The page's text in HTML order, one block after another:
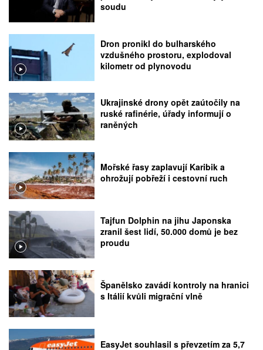
soudu
Dron pronikl do bulharského
vzdušného prostoru, explodoval
kilometr od plynovodu
Ukrajinské drony opět zaútočily na
ruské rafinérie, úřady informují o
raněných
Mořské řasy zaplavují Karibik a
ohrožují pobřeží i cestovní ruch
Tajfun Dolphin na jihu Japonska
zranil šest lidí, 50.000 domů je bez
proudu
Španělsko zavádí kontroly na hranici
s Itálií kvůli migrační vlně
EasyJet souhlasil s převzetím za 5,7